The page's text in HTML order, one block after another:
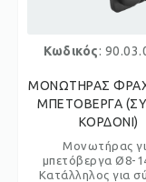
Κωδικός:
ΜΟΝΩΤΗΡΑΣ
ΜΠΕΤΟΒΕΡΓΑ
ΚΟΡΔΟΝΙ)
Μονωτήρας
μπετόβεργα Ø8-
Κατάλληλος για